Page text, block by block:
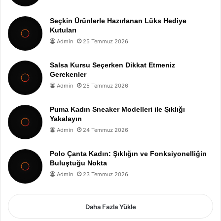
Seçkin Ürünlerle Hazırlanan Lüks Hediye
Kutuları
Admin 25 Temmuz 2026
Salsa Kursu Seçerken Dikkat Etmeniz
Gerekenler
Admin 25 Temmuz 2026
Puma Kadın Sneaker Modelleri ile Şıklığı
Yakalayın
Admin 24 Temmuz 2026
Polo Çanta Kadın: Şıklığın ve Fonksiyonelliğin
Buluştuğu Nokta
Admin 23 Temmuz 2026
Daha Fazla Yükle